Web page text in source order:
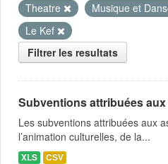
Theatre
Musique et
Le Kef
Filtrer les resultats
Subventions attribuées
Les subventions attribuées aux
l’animation culturelles, de la...
XLS CSV